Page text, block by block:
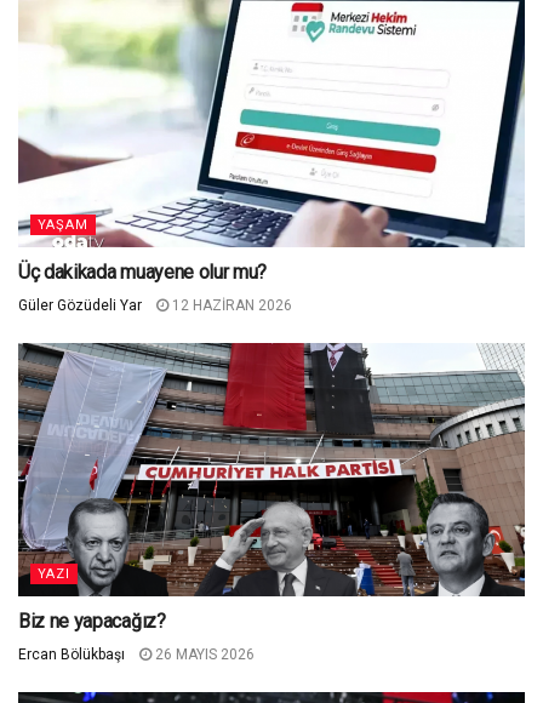
YAŞAM
Üç dakikada muayene olur mu?
Güler Gözüdeli Yar 12 HAZIRAN 2026
YAZI
Biz ne yapacağız?
Ercan Bölükbaşı 26 MAYIS 2026